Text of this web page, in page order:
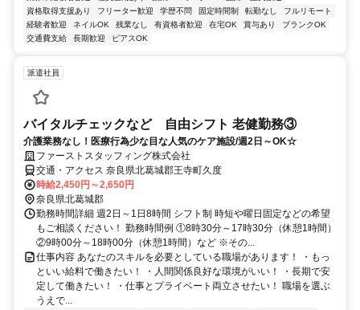
資格取得支援あり
フリーター歓迎 学歴不問 固定時間制 転勤なし
フルリモート
経験者歓迎
ネイルOK 残業なし 有資格者歓迎 在宅OK 賞与あり
ブランクOK
交通費支給
長期歓迎 ピアスOK
派遣社員
バイタルチェックなど 自由シフト 老健勤務③
介護業務なし！医療行為少な目な人気のケア施設/週2日～OK☆
ファーストスタッフィング株式会社
交通・アクセス 奈良県北葛城郡王寺町久度
時給2,450円～2,650円
奈良県北葛城郡
勤務時間詳細 週2日～1日8時間 シフト制 時短や曜日固定などの希望
もご相談ください！ 勤務時間例 ①8時30分～17時30分（休憩1時間）
②9時00分～18時00分（休憩1時間）など ※その...
仕事内容 あなたのスキルを必要としている職場があります！ ・もっ
といい給料で働きたい！ ・人間関係良好な環境がいい！ ・長期で安
定して働きたい！ ・仕事とプライベート両立させたい！ 職場を選ぶ
うえで...